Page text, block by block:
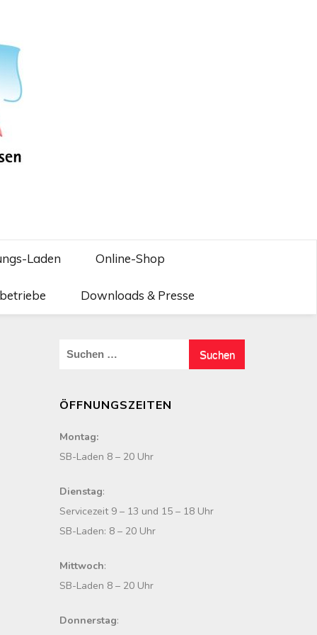
Laden Online-Shop
Downloads & Presse
h
a
c
h
ÖFFNUNGSZEITEN
Montag:
SB-Laden 8 – 20 Uhr
Dienstag:
Servicezeit 9 – 13 und 15 – 18 Uhr
SB-Laden: 8 – 20 Uhr
Mittwoch:
SB-Laden 8 – 20 Uhr
Donnerstag: